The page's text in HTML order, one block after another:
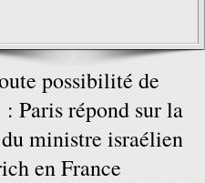
possibilité de
Paris répond sur la
ministre israélien
en France